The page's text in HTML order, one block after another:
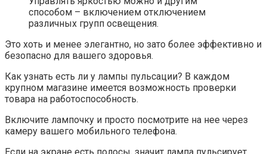
способом – включением отключением
различных групп освещения.
Это хоть и менее элегантно, но зато более эффективно и
безопасно для вашего здоровья.
Как узнать есть ли у лампы пульсации? В каждом
крупном магазине имеется возможность проверки
товара на работоспособность.
Включите лампочку и просто посмотрите на нее через
камеру вашего мобильного телефона.
Если на экране есть полосы, значит лампа пульсирует.